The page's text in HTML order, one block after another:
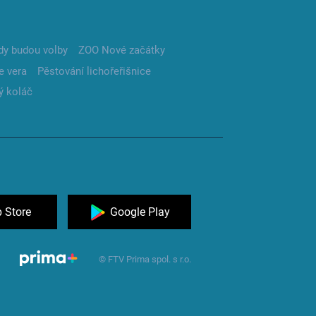
budou volby
ZOO Nové začátky
vera
Pěstování lichořeřišnice
koláč
Store Google Play
© FTV Prima spol. s r.o.